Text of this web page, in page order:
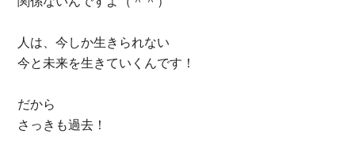
人は、今しか生きられない
今と未来を生きていくんです！
だから
さっきも過去！